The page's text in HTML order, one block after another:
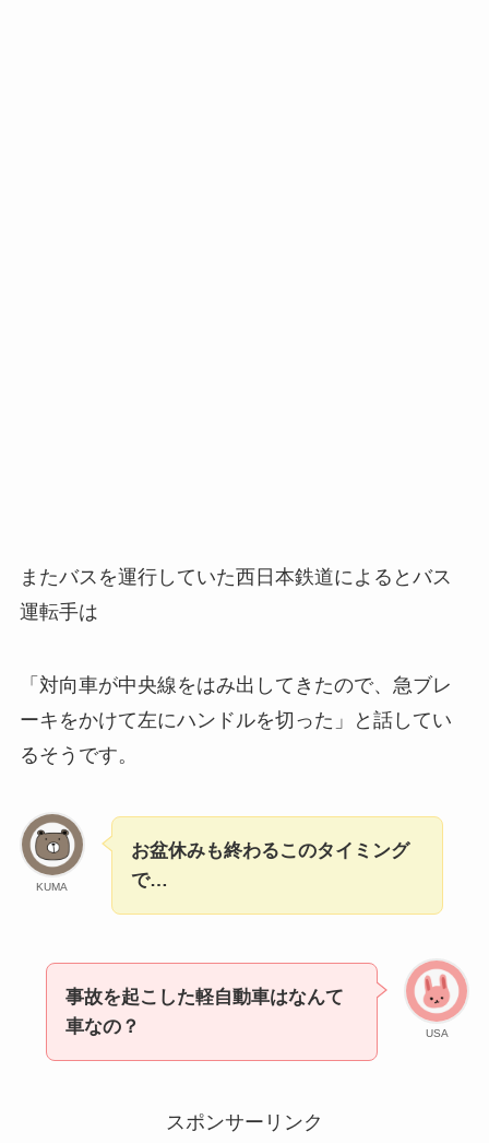
またバスを運行していた西日本鉄道によるとバス
運転手は
「対向車が中央線をはみ出してきたので、急ブレ
ーキをかけて左にハンドルを切った」と話してい
るそうです。
KUMA
お盆休みも終わるこのタイミング
で…
USA
事故を起こした軽自動車はなんて
車なの？
スポンサーリンク